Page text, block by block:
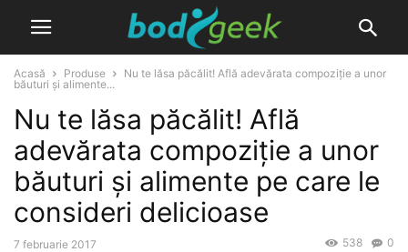
Acasă Produse
Nu te lăsa păcălit! Află adevărata compoziție a unor
băuturi și alimente...
Nu te lăsa păcălit! Află
adevărata compoziție a unor
băuturi și alimente pe care le
consideri delicioase
7 februarie 2017 0
538